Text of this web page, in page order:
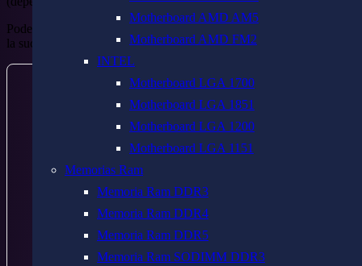
Motherboard AMD AM5
Motherboard AMD FM2
INTEL
Motherboard LGA 1700
Motherboard LGA 1851
Motherboard LGA 1200
Motherboard LGA 1151
Memorias Ram
Memoria Ram DDR3
Memoria Ram DDR4
Memoria Ram DDR5
Memoria Ram SODIMM DDR3
Podes seleccionar a domicilio para que te llegue a tu casa o retirar en
la sucursal más cercana
Precio Total $142.800
Precio Exclusivo transferencia y efectivo
$ 120.000